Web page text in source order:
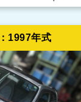
1997年式